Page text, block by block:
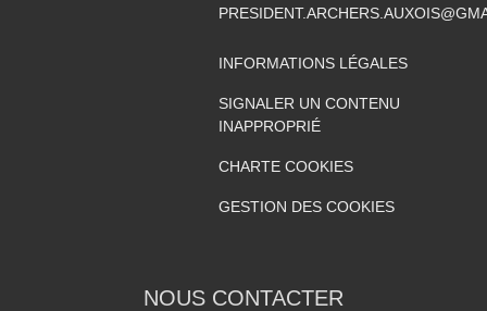
INFORMATIONS LÉGALES
SIGNALER UN CONTENU
INAPPROPRIÉ
CHARTE COOKIES
GESTION DES COOKIES
NOUS CONTACTER